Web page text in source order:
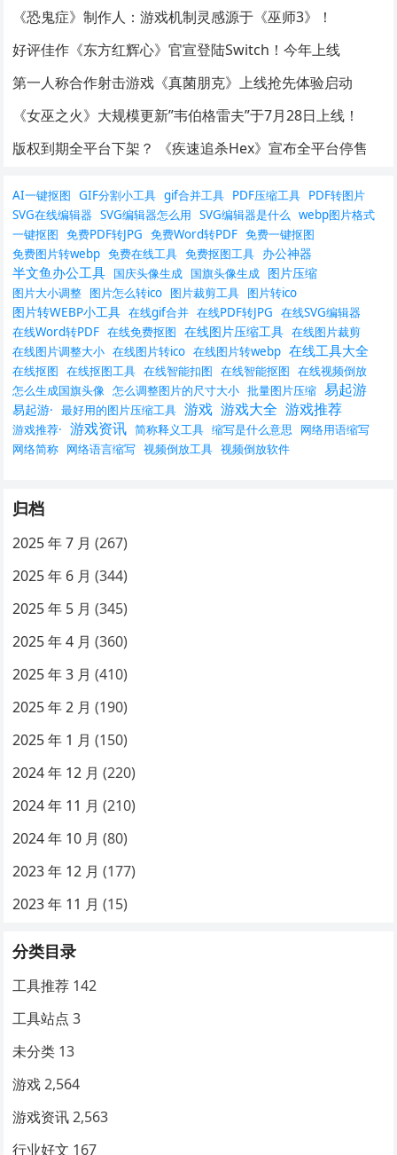
《恐鬼症》制作人：游戏机制灵感源于《巫师3》！
好评佳作《东方红辉心》官宣登陆Switch！今年上线
第一人称合作射击游戏《真菌朋克》上线抢先体验启动
《女巫之火》大规模更新”韦伯格雷夫”于7月28日上线！
版权到期全平台下架？ 《疾速追杀Hex》宣布全平台停售
AI一键抠图 GIF分割小工具 gif合并工具 PDF压缩工具 PDF转图片
SVG在线编辑器 SVG编辑器怎么用 SVG编辑器是什么 webp图片格式
一键抠图 免费PDF转JPG 免费Word转PDF 免费一键抠图
免费图片转webp 免费在线工具 免费抠图工具 办公神器
半文鱼办公工具 国庆头像生成 国旗头像生成 图片压缩
图片大小调整 图片怎么转ico 图片裁剪工具 图片转ico
图片转WEBP小工具 在线gif合并 在线PDF转JPG 在线SVG编辑器
在线Word转PDF 在线免费抠图 在线图片压缩工具 在线图片裁剪
在线图片调整大小 在线图片转ico 在线图片转webp 在线工具大全
在线抠图 在线抠图工具 在线智能扣图 在线智能抠图 在线视频倒放
怎么生成国旗头像 怎么调整图片的尺寸大小 批量图片压缩 易起游
易起游· 最好用的图片压缩工具 游戏 游戏大全 游戏推荐
游戏推荐· 游戏资讯 简称释义工具 缩写是什么意思
网络用语缩写
网络简称 网络语言缩写 视频倒放工具 视频倒放软件
归档
2025 年 7 月 (267)
2025 年 6 月 (344)
2025 年 5 月 (345)
2025 年 4 月 (360)
2025 年 3 月 (410)
2025 年 2 月 (190)
2025 年 1 月 (150)
2024 年 12 月 (220)
2024 年 11 月 (210)
2024 年 10 月 (80)
2023 年 12 月 (177)
2023 年 11 月 (15)
分类目录
工具推荐 142
工具站点 3
未分类 13
游戏 2,564
游戏资讯 2,563
行业好文 167